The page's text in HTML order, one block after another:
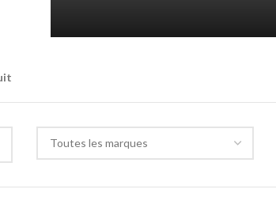
Toutes les marques